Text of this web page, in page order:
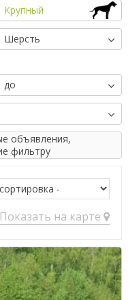
Крупный
Шерсть
до
объявления,
фильтру
Показать на карте